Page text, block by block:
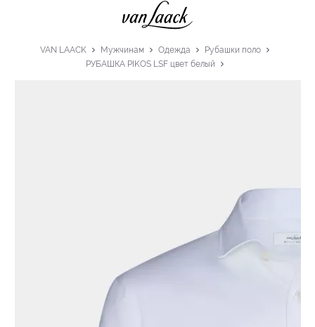
VAN LAACK Мужчинам Одежда
Рубашки поло
РУБАШКА PIKOS LSF цвет белый